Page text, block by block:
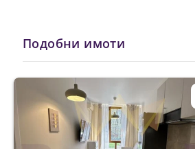
Подобни имоти